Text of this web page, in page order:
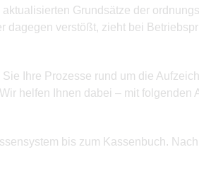
Grundsätze der
dagegen verstößt, zieht bei
Ihre Prozesse rund um die
helfen Ihnen dabei – mit folgenden
bis zum Kassenbuch.